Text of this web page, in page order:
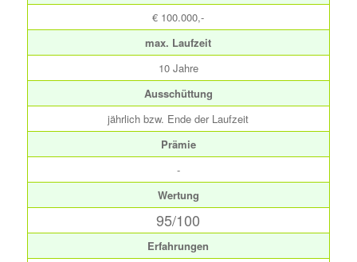
€ 100.000,-
max. Laufzeit
10 Jahre
Ausschüttung
jährlich bzw. Ende der Laufzeit
Prämie
-
Wertung
95/100
Erfahrungen